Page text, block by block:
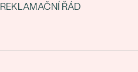
REKLAMAČNÍ ŘÁD